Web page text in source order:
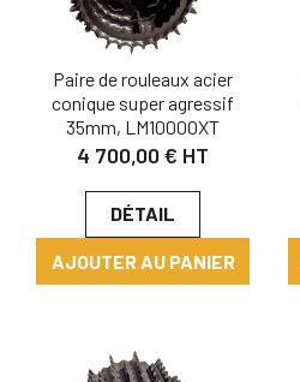
Paire de rouleaux acier
conique super agressif
35mm, LM10000XT
4 700,00 € HT
DÉTAIL
AJOUTER AU PANIER